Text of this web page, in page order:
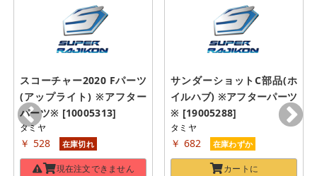
スコーチャー2020 Fパーツ
(アップライト) ※アフター
パーツ※ [10005313]
タミヤ
￥ 528 在庫切れ
現在注文できません
サンダーショットC部品(ホ
イルハブ) ※アフターパーツ
※ [19005288]
タミヤ
￥ 682 在庫わずか
カートに